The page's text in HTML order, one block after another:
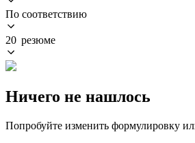
По соответствию
20 резюме
Ничего не нашлось
Попробуйте изменить формулировку